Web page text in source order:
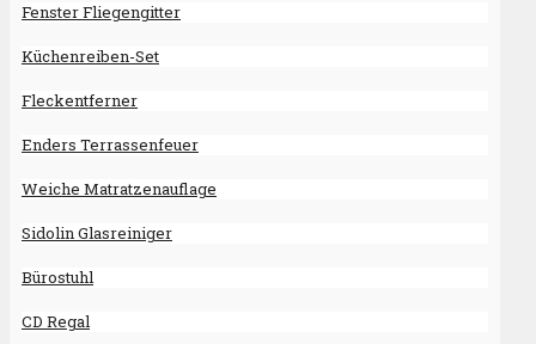
Fenster Fliegengitter
Küchenreiben-Set
Fleckentferner
Enders Terrassenfeuer
Weiche Matratzenauflage
Sidolin Glasreiniger
Bürostuhl
CD Regal